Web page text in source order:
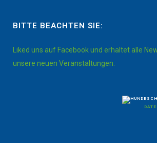
BITTE BEACHTEN SIE:
Liked uns auf Facebook und erhaltet alle
unsere neuen Veranstaltungen.